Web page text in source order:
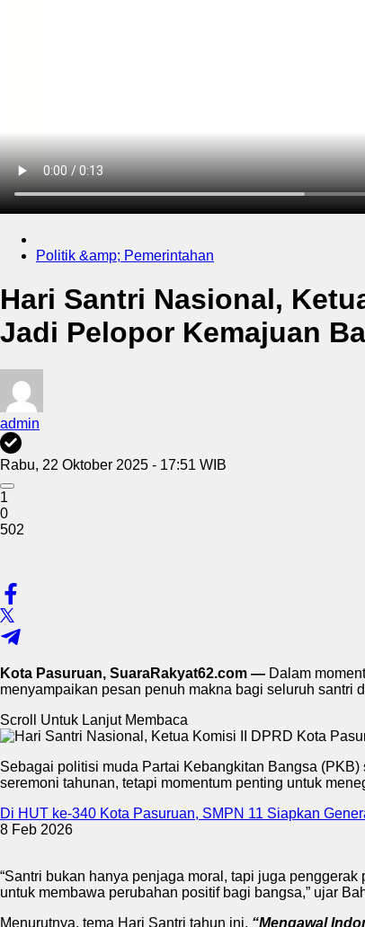
Politik &amp; Pemerintahan
Hari Santri Nasional,
Jadi Pelopor Kemajuan
admin
Rabu, 22 Oktober 2025 - 17:51 WIB
1
0
502
Kota Pasuruan, SuaraRakyat62.com — Dalam
menyampaikan pesan penuh makna bagi seluruh santri
Scroll Untuk Lanjut Membaca
Sebagai politisi muda Partai Kebangkitan Bangsa
seremoni tahunan, tetapi momentum penting untuk
Di HUT ke-340 Kota Pasuruan, SMPN 11 Siapkan
8 Feb 2026
“Santri bukan hanya penjaga moral, tapi juga
untuk membawa perubahan positif bagi bangsa,” ujar
Menurutnya, tema Hari Santri tahun ini, “Mengawal